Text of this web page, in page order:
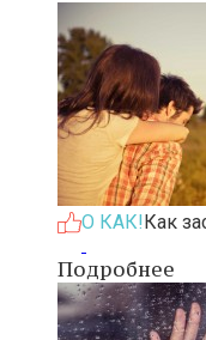
О КАК!Как
Подробнее